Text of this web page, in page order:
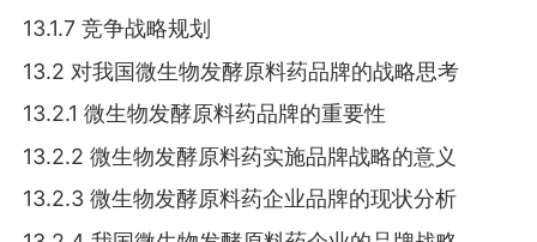
13.1.7 竞争战略规划
13.2 对我国微生物发酵原料药品牌的战略思考
13.2.1 微生物发酵原料药品牌的重要性
13.2.2 微生物发酵原料药实施品牌战略的意义
13.2.3 微生物发酵原料药企业品牌的现状分析